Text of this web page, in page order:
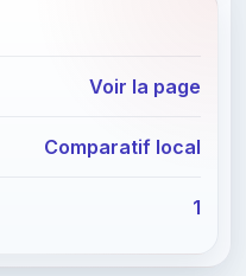
Voir la page
Comparatif local
1